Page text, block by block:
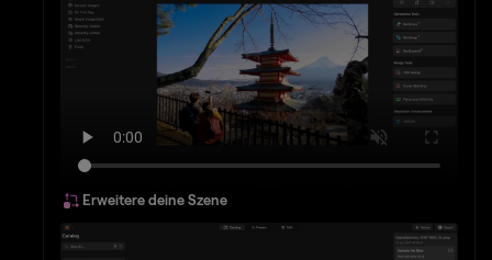
Erweitere deine Szene